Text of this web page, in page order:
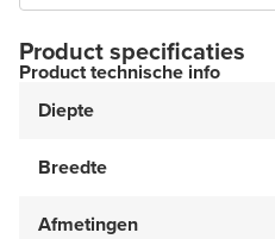
Product specificaties
Product technische info
Diepte
Breedte
Afmetingen